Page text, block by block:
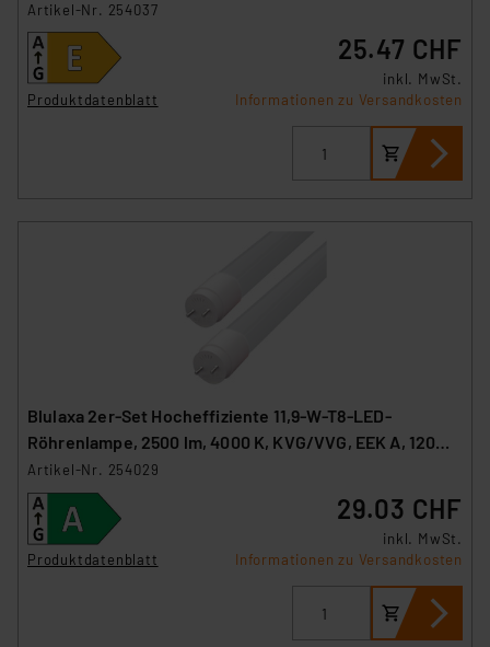
Artikel-Nr. 254037
Produktdatenblatt
25.47 CHF
inkl. MwSt.
Informationen zu Versandkosten
Blulaxa 2er-Set Hocheffiziente 11,9-W-T8-LED-
Röhrenlampe, 2500 lm, 4000 K, KVG/VVG, EEK A, 120
cm
Artikel-Nr. 254029
Produktdatenblatt
29.03 CHF
inkl. MwSt.
Informationen zu Versandkosten